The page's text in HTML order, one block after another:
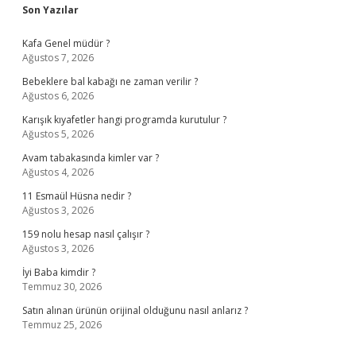
Sidebar
Son Yazılar
Kafa Genel müdür ?
Ağustos 7, 2026
Bebeklere bal kabağı ne zaman verilir ?
Ağustos 6, 2026
Karışık kıyafetler hangi programda kurutulur ?
Ağustos 5, 2026
Avam tabakasında kimler var ?
Ağustos 4, 2026
11 Esmaül Hüsna nedir ?
Ağustos 3, 2026
159 nolu hesap nasıl çalışır ?
Ağustos 3, 2026
İyi Baba kimdir ?
Temmuz 30, 2026
Satın alınan ürünün orijinal olduğunu nasıl anlarız ?
Temmuz 25, 2026